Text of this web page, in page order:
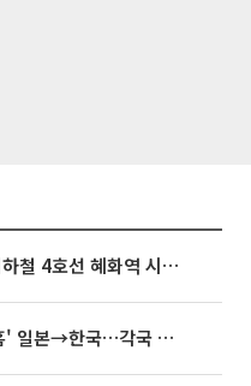
전장연, 오늘(10일) 서울 지하철 4호선 혜화역 시위…1호선 용산역 무정차
태풍 '돌핀' 중국 상륙, '찬홈' 일본→한국…각국 기상청 예상 경로는?